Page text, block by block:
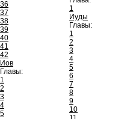
36
37
38
39
40
41
42
Иов
Главы:
1
2
3
4
5
1
Иуды
Главы:
1
2
3
4
5
6
7
8
9
10